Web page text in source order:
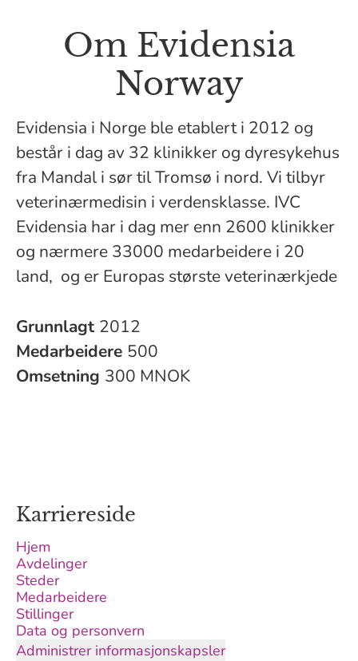
Om Evidensia
Norway
Evidensia i Norge ble etablert i 2012 og
består i dag av 32 klinikker og dyresykehus
fra Mandal i sør til Tromsø i nord. Vi tilbyr
veterinærmedisin i verdensklasse. IVC
Evidensia har i dag mer enn 2600 klinikker
og nærmere 33000 medarbeidere i 20
land, og er Europas største veterinærkjede
Grunnlagt 2012
Medarbeidere 500
Omsetning 300 MNOK
Karriereside
Hjem
Avdelinger
Steder
Medarbeidere
Stillinger
Data og personvern
Administrer informasjonskapsler